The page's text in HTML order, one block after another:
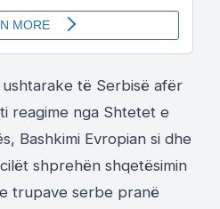
të Serbisë afër
reagime nga Shtetet e
Bashkimi Evropian si dhe
shprehën shqetësimin
trupave serbe pranë